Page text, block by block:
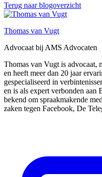
Terug naar blogoverzicht
Thomas van Vugt
Advocaat bij AMS Advocaten
Thomas van Vugt is advocaat,
en heeft meer dan 20 jaar
gespecialiseerd in
en is als expert verbonden aan
bekend om spraakmakende
zaken tegen Facebook, De